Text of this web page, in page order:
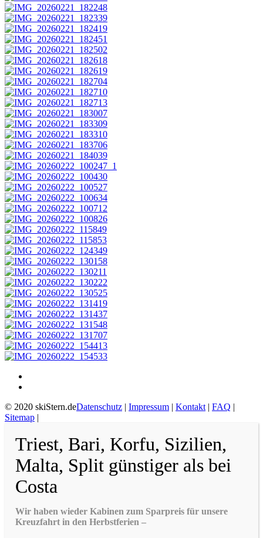
© 2020 skiStern.deDatenschutz | Impressum | Kontakt | FAQ |
Sitemap |
Triest, Bari, Korfu, Sizilien,
Malta, Split günstiger als bei
Costa
Wir haben wieder Kabinen zum Sparpreis für unsere
Kreuzfahrt in den Herbstferien –